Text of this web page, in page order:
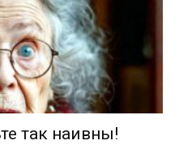
так наивны!